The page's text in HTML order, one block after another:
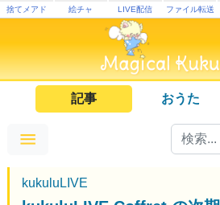
捨てメアド 絵チャ LIVE配信 ファイル転送
記事 おうた
kukuluLIVE